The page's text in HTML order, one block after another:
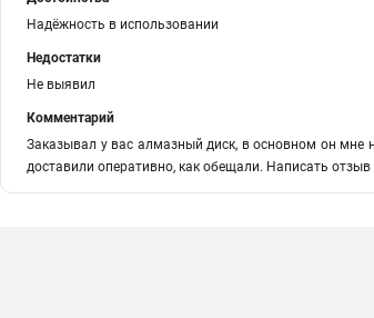
Надёжность в использовании
Недостатки
Не выявил
Комментарий
Заказывал у вас алмазный диск, в основном он
доставили оперативно, как обещали. Написать